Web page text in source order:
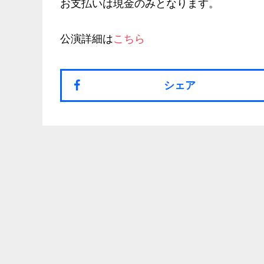
お支払いは現金のみとなります。
公演詳細はこちら
シェア